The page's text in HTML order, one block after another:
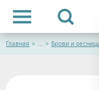
Главная > ... > Брови и